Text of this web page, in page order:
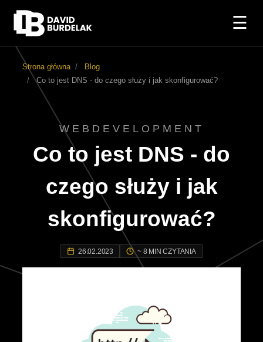
☰
Strona główna
Blog
Co to jest DNS - do czego służy i jak skonfigurować?
WEBDEVELOPMENT
Co to jest DNS - do
czego służy i jak
skonfigurować?
26.02.2023 ~ 8 MIN CZYTANIA